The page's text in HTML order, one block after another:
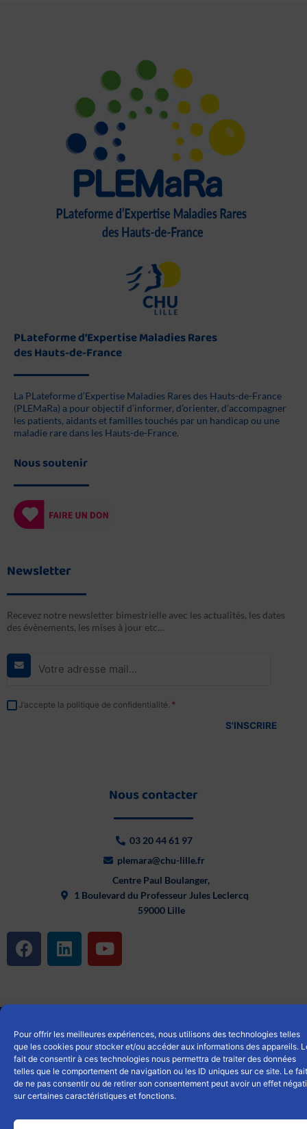
Pour offrir les meilleures expériences, nous utilisons des technologies telles
que les cookies pour stocker et/ou accéder aux informations des appareils.
fait de consentir à ces technologies nous permettra de traiter des données
telles que le comportement de navigation ou les ID uniques sur ce site. Le fait
de ne pas consentir ou de retirer son consentement peut avoir un effet
sur certaines caractéristiques et fonctions.
PLateforme d’Expertise Maladies Rares
des Hauts-de-France
La PLateforme d’Expertise Maladies Rares des Hauts-de-France
(PLEMaRa) a pour objectif d’informer, d’orienter, d’accompagner
les patients, aidants et familles touchés par un handicap ou une
maladie rare dans les Hauts-de-France.
Nous soutenir
Newsletter
Recevez notre newsletter bimestrielle avec les actualités, les dates
des évènements, les mises à jour etc…
E-
mail
RGPD
J’accepte la politique de confidentialité. *
Nous contacter
03 20 44 61 97
plemara@chu-lille.fr
Centre Paul Boulanger,
1 Boulevard du Professeur Jules Leclercq
59000 Lille
F
a
b
o
k
L
i
e
i
n
Y
o
u
e
Mentions légales|Cookies|Politique de confidentialités